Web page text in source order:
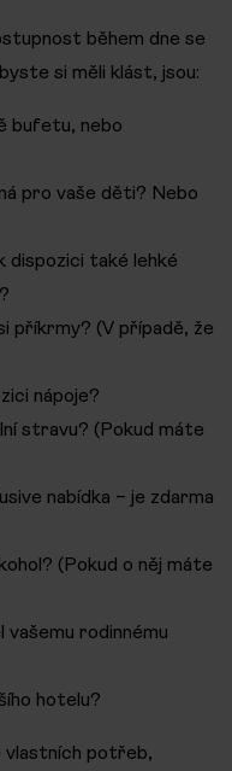
během dne se
si měli klást, jsou:
bufetu, nebo
pro vaše děti? Nebo
dispozici také lehké
příkrmy? (V případě, že
nápoje?
stravu? (Pokud máte
nabídka – je zdarma
(Pokud o něj máte
rodinnému
hotelu?
vlastních potřeb,